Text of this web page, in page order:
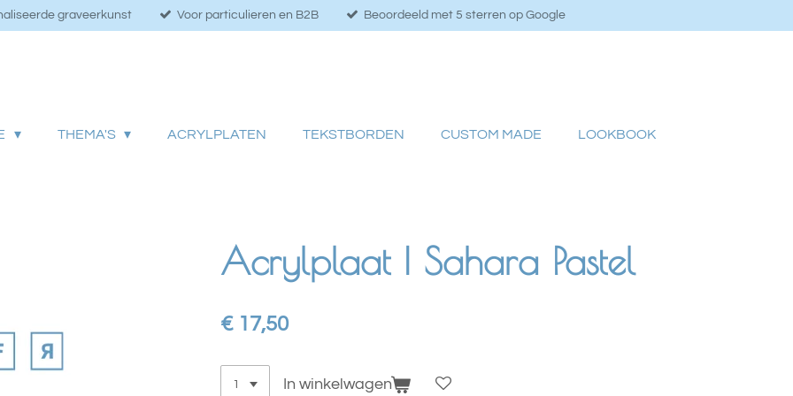
graveerkunst Voor particulieren en B2B Beoordeeld met 5 sterren op Google
THEMA'S ACRYLPLATEN TEKSTBORDEN CUSTOM MADE LOOKBOOK
Acrylplaat | Sahara Pastel
€ 17,50
In winkelwagen